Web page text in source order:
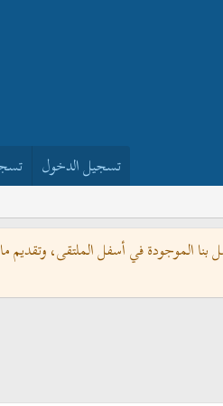
تسجيل الدخول
الموجودة في أسفل الملتقى، وتقديم